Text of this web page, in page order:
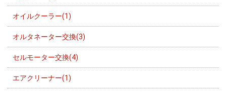
オイルクーラー(1)
オルタネーター交換(3)
セルモーター交換(4)
エアクリーナー(1)